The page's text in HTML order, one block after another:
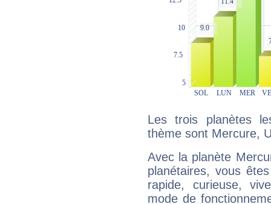
Les trois planètes
thème sont Mercure,
Avec la planète
planétaires, vous
rapide, curieuse,
mode de